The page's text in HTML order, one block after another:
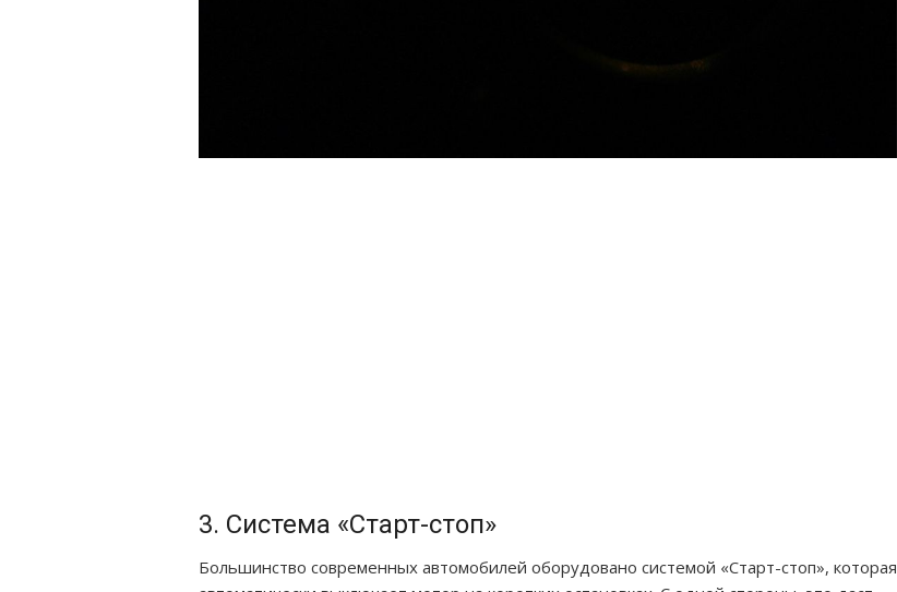
3. Система «Старт-стоп»
Большинство современных автомобилей оборудовано системой «Старт-стоп», которая